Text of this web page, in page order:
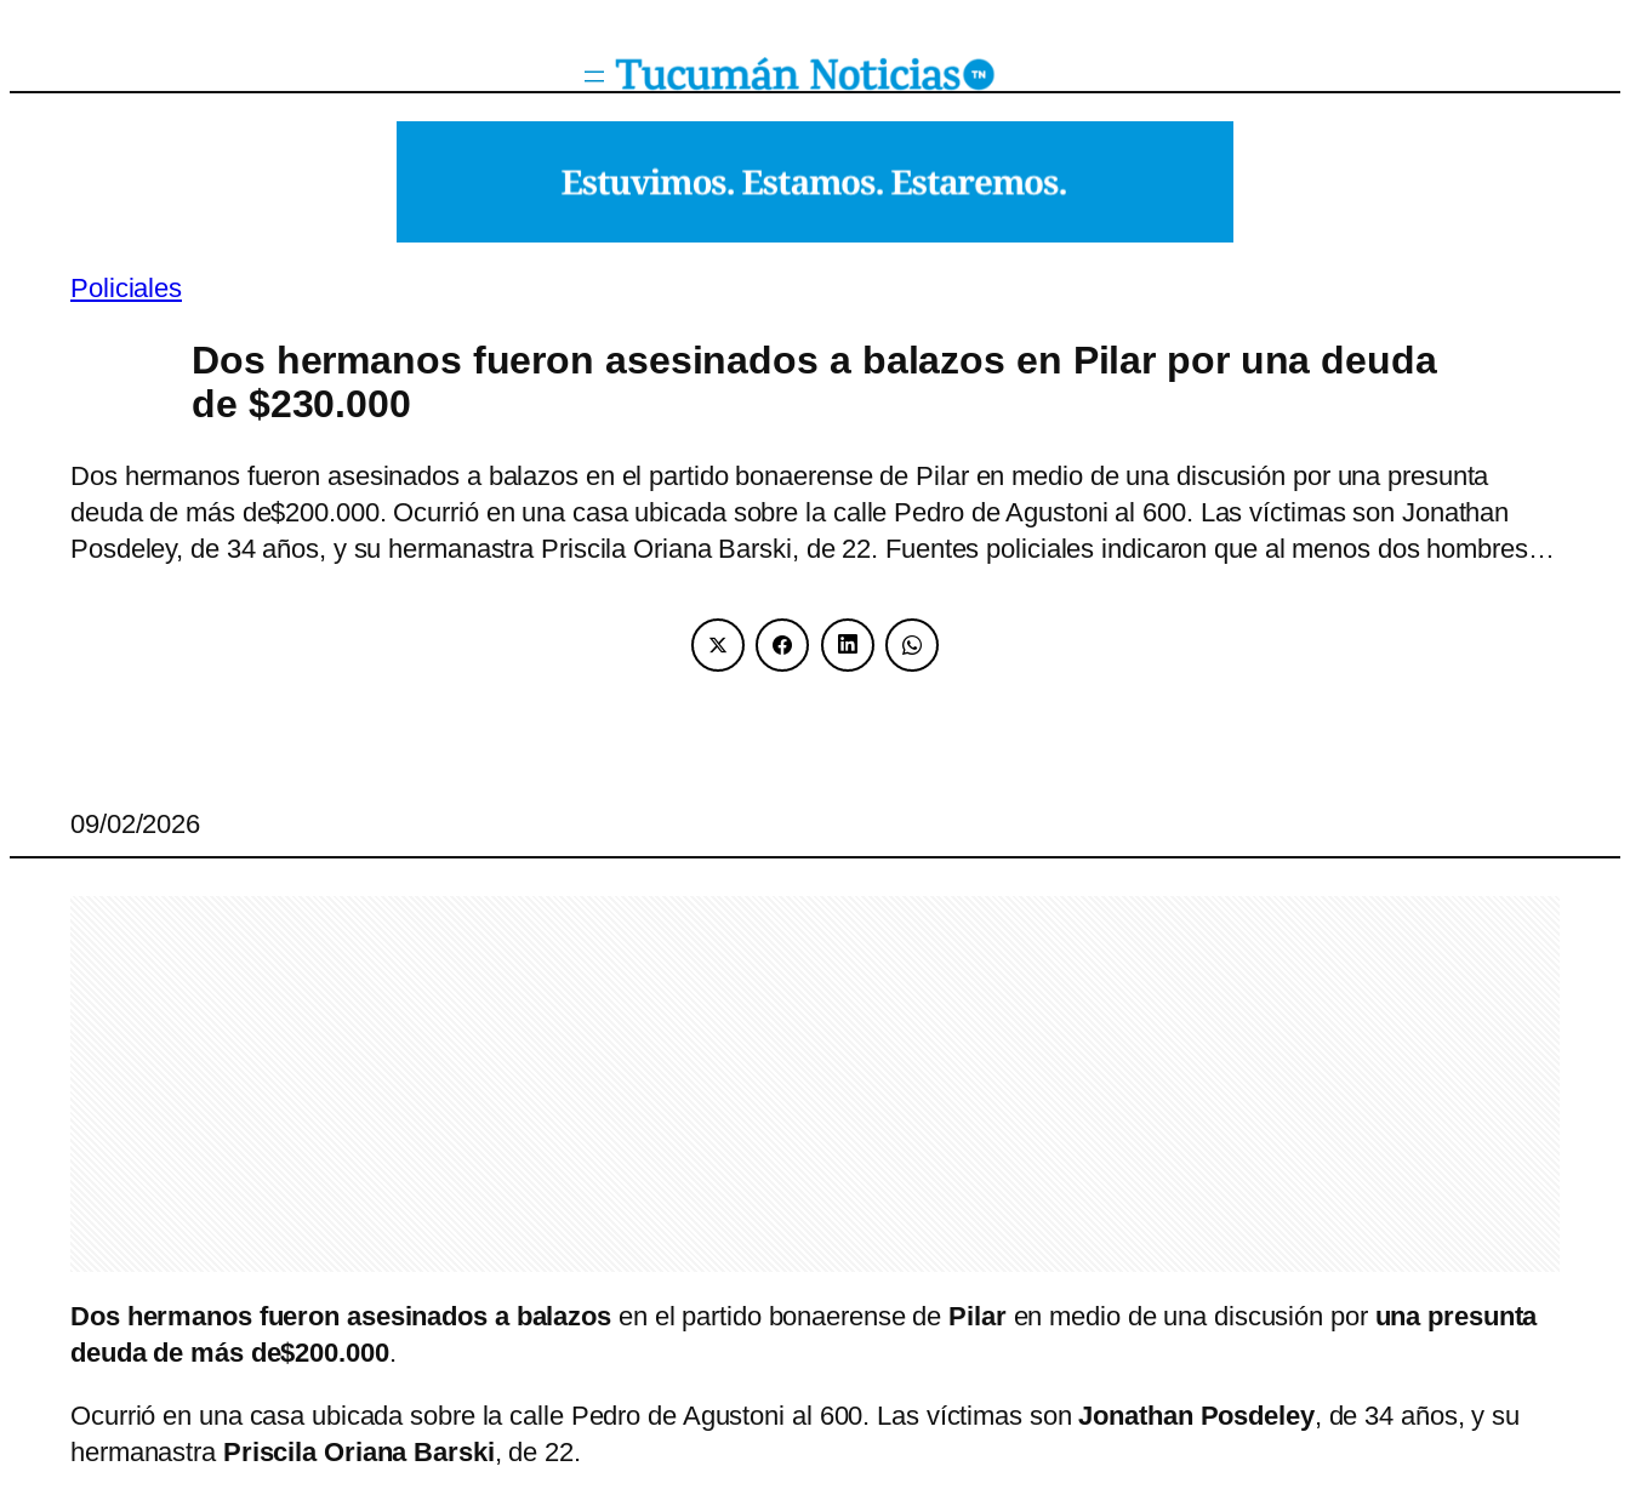
Policiales
Dos hermanos fueron asesinados a balazos en Pilar por una deuda
de $230.000
Dos hermanos fueron asesinados a balazos en el partido bonaerense de Pilar en medio de una discusión por una presunta
deuda de más de$200.000. Ocurrió en una casa ubicada sobre la calle Pedro de Agustoni al 600. Las víctimas son Jonathan
Posdeley, de 34 años, y su hermanastra Priscila Oriana Barski, de 22. Fuentes policiales indicaron que al menos dos hombres…
09/02/2026
Dos hermanos fueron asesinados a balazos en el partido bonaerense de Pilar en medio de una discusión por una presunta
deuda de más de$200.000.
Ocurrió en una casa ubicada sobre la calle Pedro de Agustoni al 600. Las víctimas sonJonathan Posdeley, de 34 años, y su
hermanastra Priscila Oriana Barski, de 22.